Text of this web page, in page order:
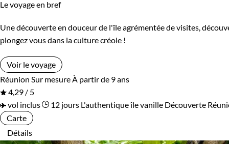
Le voyage en bref
Une découverte en douceur de l'île agrémentée de visites,
plongez vous dans la culture créole !
Voir le voyage
Réunion Sur mesureÀ partir de 9 ans
4,29 / 5
vol inclus
12 jours L'authentique île vanille Découverte
Carte
Détails